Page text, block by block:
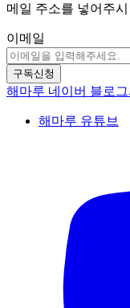
메일 주소를 넣어주
이메일
구독신청
해마루 네이버 블로그
해마루 유튜브